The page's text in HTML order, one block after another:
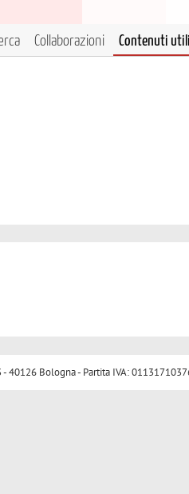
Collaborazioni Contenuti utili
- 40126 Bologna - Partita IVA: